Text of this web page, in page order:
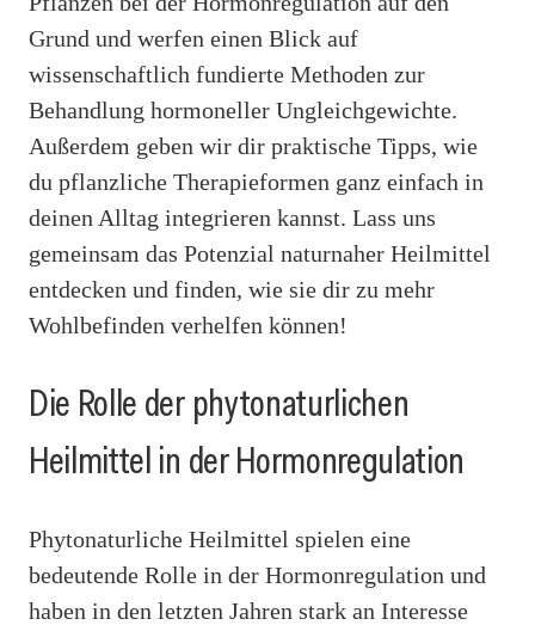
Grund und werfen einen Blick auf
wissenschaftlich fundierte Methoden zur
Behandlung hormoneller Ungleichgewichte.
Außerdem geben wir dir praktische Tipps, wie
du pflanzliche Therapieformen ganz einfach in
deinen Alltag integrieren kannst. Lass uns
gemeinsam das Potenzial naturnaher Heilmittel
entdecken und finden, wie sie dir zu mehr
Wohlbefinden verhelfen können!
Die Rolle der phytonaturlichen
Heilmittel in der Hormonregulation
Phytonaturliche Heilmittel spielen eine
bedeutende Rolle in der Hormonregulation und
haben in den letzten Jahren stark an Interesse